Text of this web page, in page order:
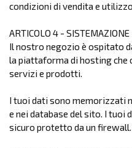
condizioni di vendita e
ARTICOLO 4 - SISTEMAZIONE
Il nostro negozio è ospitato
la piattaforma di hosting che
servizi e prodotti.
I tuoi dati sono memorizzati
e nei database del sito. I tuoi
sicuro protetto da un firewall.